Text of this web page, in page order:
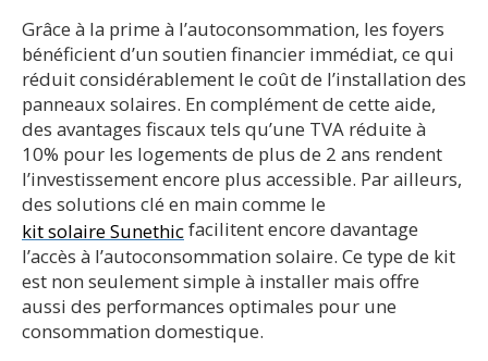
Grâce à la prime à l’autoconsommation, les foyers
bénéficient d’un soutien financier immédiat, ce qui
réduit considérablement le coût de l’installation des
panneaux solaires. En complément de cette aide,
des avantages fiscaux tels qu’une TVA réduite à
10% pour les logements de plus de 2 ans rendent
l’investissement encore plus accessible. Par ailleurs,
des solutions clé en main comme le
kit solaire Sunethicfacilitent encore davantage
l’accès à l’autoconsommation solaire. Ce type de kit
est non seulement simple à installer mais offre
aussi des performances optimales pour une
consommation domestique.